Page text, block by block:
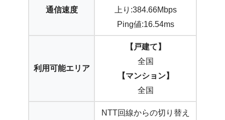
通信速度
上り:384.66Mbps
Ping値:16.54ms
利用可能エリア
【戸建て】
全国
【マンション】
全国
NTT回線からの切り替え